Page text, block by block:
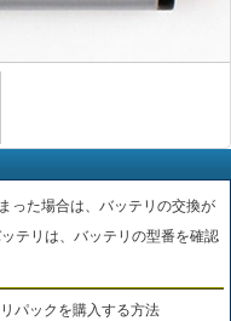
った場合は、バッテリの交換が
テリは、バッテリの型番を確認
パックを購入する方法